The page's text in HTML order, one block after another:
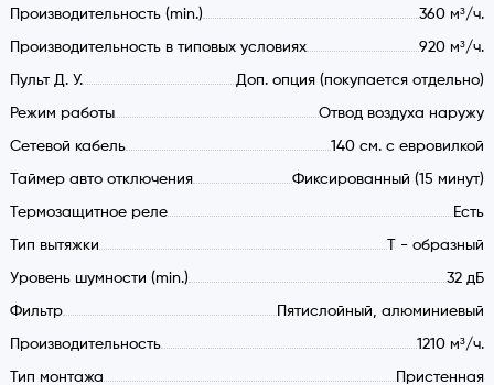
Fabiano Linea Inox Silence+
Представленная модель входит в линейку вытяжек,
отличающихся очень тихой работой и серьезными
показателями производительности. Выбор модели с
Сочетание разных материалов и удобное управление
Т-образный корпус вытяжки изготовлен из нержавеющей
стали. На фронтальной панели из черного стекла
находятся сенсорные элементы управления. Также,
Производительность (min.) 360 м³/ч.
Производительность в типовых условиях 920 м³/ч.
Пульт Д. У. Доп. опция (покупается отдельно)
Режим работы Отвод воздуха наружу
Сетевой кабель 140 cм. с евровилкой
Таймер авто отключения Фиксированный (15 минут)
Термозащитное реле Есть
Тип вытяжки Т - образный
Уровень шумности (min.) 32 дБ
Фильтр Пятислойный, алюминиевый
Производительность 1210 м³/ч.
Тип монтажа Пристенная